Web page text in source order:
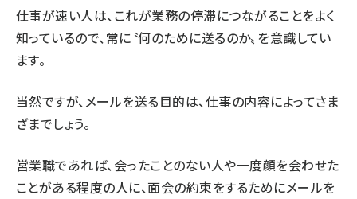
仕事が速い人は、これが業務の停滞につながることをよく
知っているので、常に〝何のために送るのか〟を意識してい
ます。
当然ですが、メールを送る目的は、仕事の内容によってさま
ざまでしょう。
営業職であれば、会ったことのない人や一度顔を会わせた
ことがある程度の人に、面会の約束をするためにメールを